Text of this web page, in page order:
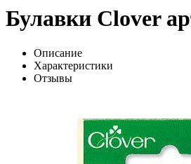
Булавки Clover
Описание
Характеристики
Отзывы